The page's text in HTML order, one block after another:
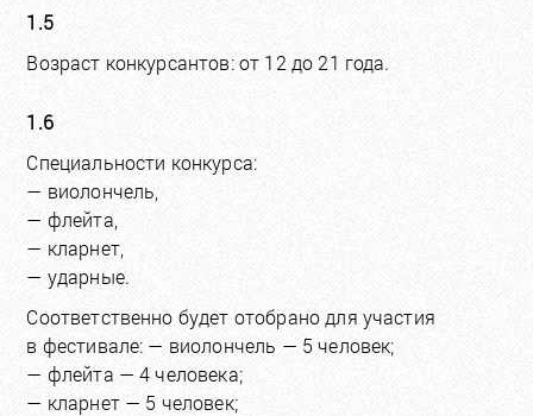
1.5
Возраст конкурсантов:от 12 до 21 года.
1.6
Специальности конкурса:
— виолончель,
— флейта,
— кларнет,
— ударные.
Соответственно будет отобрано для участия
в фестивале: — виолончель — 5 человек;
— флейта — 4 человека;
— кларнет — 5 человек;